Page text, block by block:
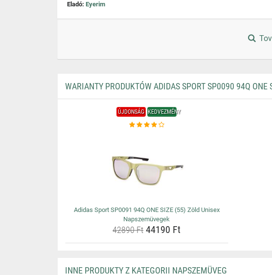
Eladó: Eyerim
WARIANTY PRODUKTÓW ADIDAS SPORT SP0090 94Q
ÚJDONSÁG KEDVEZMÉNY
Adidas Sport SP0091 94Q ONE SIZE (55) Zöld Unisex
Napszemüvegek
42890 Ft44190 Ft
INNE PRODUKTY Z KATEGORII NAPSZEMÜVEG